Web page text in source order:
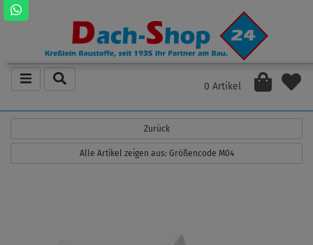
0 Artikel
Zurück
Alle Artikel zeigen aus: Größencode M04